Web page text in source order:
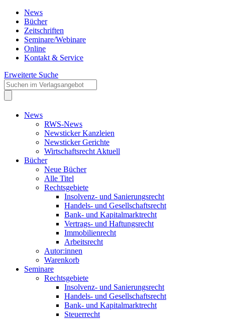
News
Bücher
Zeitschriften
Seminare/Webinare
Online
Kontakt & Service
Erweiterte Suche
News
RWS-News
Newsticker Kanzleien
Newsticker Gerichte
Wirtschaftsrecht Aktuell
Bücher
Neue Bücher
Alle Titel
Rechtsgebiete
Insolvenz- und Sanierungsrecht
Handels- und Gesellschaftsrecht
Bank- und Kapitalmarktrecht
Vertrags- und Haftungsrecht
Immobilienrecht
Arbeitsrecht
Autor:innen
Warenkorb
Seminare
Rechtsgebiete
Insolvenz- und Sanierungsrecht
Handels- und Gesellschaftsrecht
Bank- und Kapitalmarktrecht
Steuerrecht